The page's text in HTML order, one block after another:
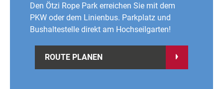
Den Ötzi Rope Park erreichen Sie mit dem
PKW oder dem Linienbus. Parkplatz und
Bushaltestelle direkt am Hochseilgarten!
ROUTE PLANEN